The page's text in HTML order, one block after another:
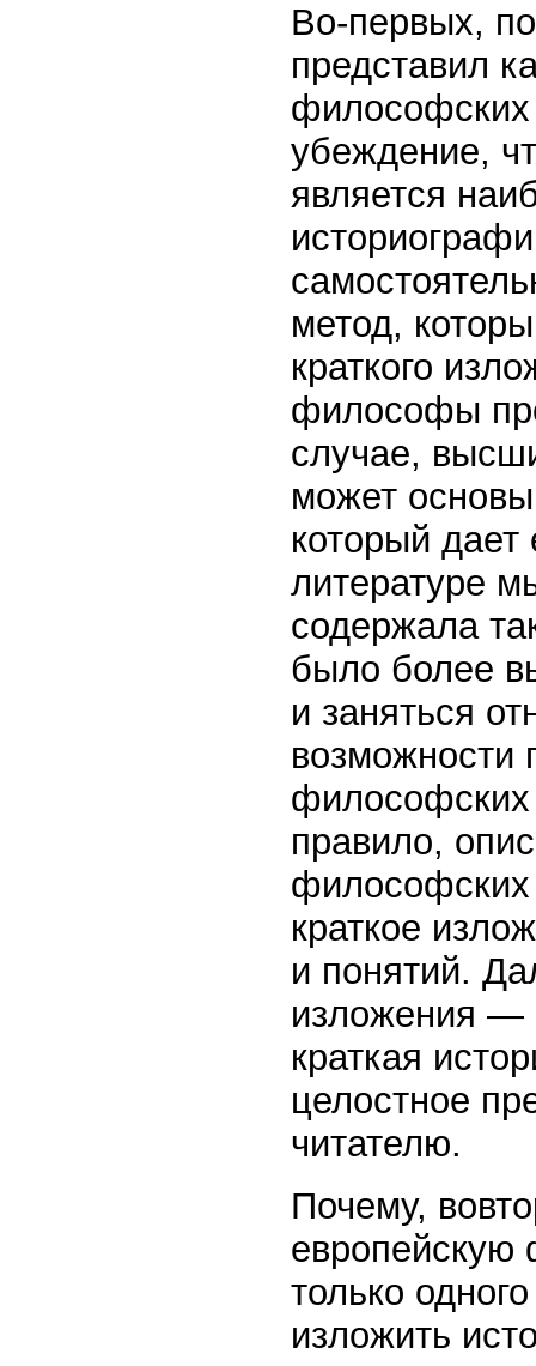
Во-первых,
представил
философских
убеждение,
является
метод,
краткого
философы
случае,
может
который
литературе
содержала
было более
и заняться
возможности
философских
правило,
философских
краткое
и понятий.
изложения —
краткая
целостное
читателю.
Почему,
европейскую
только
изложить